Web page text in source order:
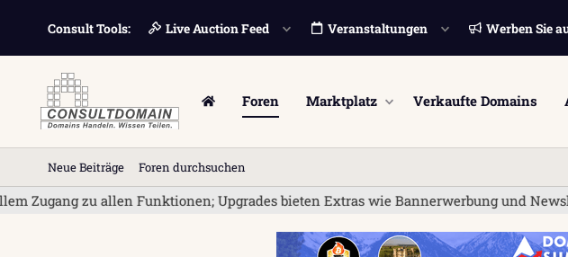
Consult Tools: Live Auction Feed Veranstaltungen Werben Sie
Foren Marktplatz Verkaufte Domains
Neue Beiträge Foren durchsuchen
allen Funktionen; Upgrades bieten Extras wie Bannerwerbung und Newsletter-